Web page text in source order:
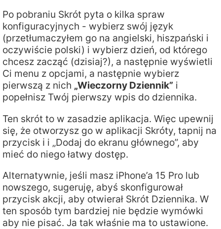
Po pobraniu Skrót pyta o kilka spraw
konfiguracyjnych - wybierz swój język
(przetłumaczyłem go na angielski, hiszpański i
oczywiście polski) i wybierz dzień, od którego
chcesz zacząć (dzisiaj?), a następnie wyświetli
Ci menu z opcjami, a następnie wybierz
pierwszą z nich „Wieczorny Dziennik” i
popełnisz Twój pierwszy wpis do dziennika.
Ten skrót to w zasadzie aplikacja. Więc upewnij
się, że otworzysz go w aplikacji Skróty, tapnij na
przycisk ℹ️ i „Dodaj do ekranu głównego”, aby
mieć do niego łatwy dostęp.
Alternatywnie, jeśli masz iPhone’a 15 Pro lub
nowszego, sugeruję, abyś skonfigurował
przycisk akcji, aby otwierał Skrót Dziennika. W
ten sposób tym bardziej nie będzie wymówki
aby nie pisać. Ja tak właśnie ma to ustawione.